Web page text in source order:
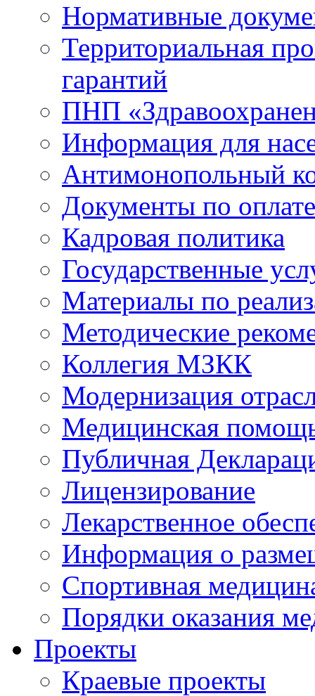
Нормативные
Территориальная
гарантий
ПНП
Информация для
Антимонопольный
Документы по
Кадровая политика
Государственные
Материалы по
Методические
Коллегия МЗКК
Модернизация
Медицинская
Публичная
Лицензирование
Лекарственное
Информация о
Спортивная
Порядки оказания
Проекты
Краевые проекты